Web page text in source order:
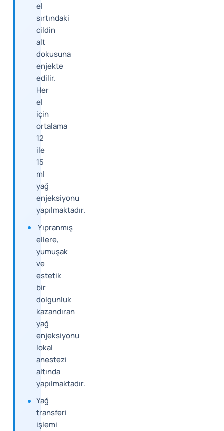
el
sırtındaki
cildin
alt
dokusuna
enjekte
edilir.
Her
el
için
ortalama
12
ile
15
ml
yağ
enjeksiyonu
yapılmaktadır.
Yıpranmış
ellere,
yumuşak
ve
estetik
bir
dolgunluk
kazandıran
yağ
enjeksiyonu
lokal
anestezi
altında
yapılmaktadır.
Yağ
transferi
işlemi